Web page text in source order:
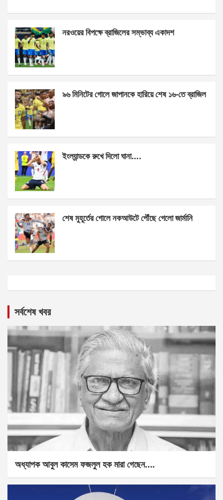
b
o
o
k
n
g
er
s
p
e
নরওয়ের বিপক্ষে ব্রাজিলের সম্ভাব্য একাদশ
৯৬ মিনিটের গোলে জাপানকে হারিয়ে শেষ ১৬-তে ব্রাজিল
ইংল্যান্ডকে রুখে দিলো ঘানা….
শেষ মুহূর্তের গোলে নকআউটে পৌঁছে গেলো জার্মানি
সর্বশেষ খবর
অধ্যাপক আবুল কাসেম ফজলুল হক মারা গেছেন….